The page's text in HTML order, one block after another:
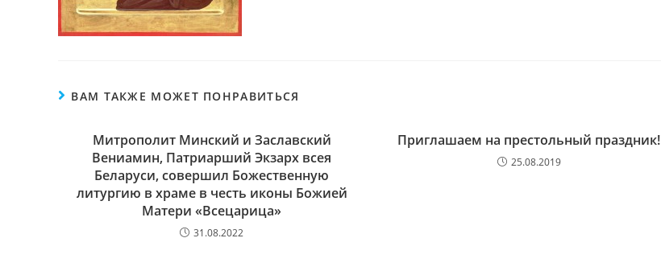
ВАМ ТАКЖЕ МОЖЕТ ПОНРАВИТЬСЯ
Митрополит Минский и Заславский
Вениамин, Патриарший Экзарх всея
Беларуси, совершил Божественную
литургию в храме в честь иконы Божией
Матери «Всецарица»
31.08.2022
Приглашаем на престольный праздник!
25.08.2019